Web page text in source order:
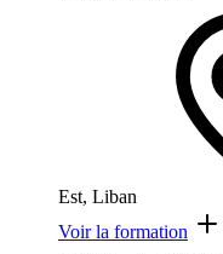
Est, Liban
Voir la formation